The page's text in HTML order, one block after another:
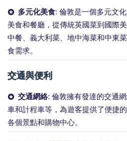
多元化美食: 倫敦是一個多元文
美食和餐廳，從傳統英國菜到國際
中餐、義大利菜、地中海菜和中東
食需求。
交通與便利
交通網絡: 倫敦擁有發達的交通
車和計程車等，為遊客提供了便捷
各個景點和購物中心。